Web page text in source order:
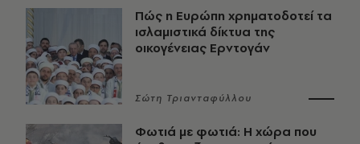
Πώς η Ευρώπη χρηματοδοτεί τα
ισλαμιστικά δίκτυα της
οικογένειας Ερντογάν
Σώτη Τριανταφύλλου
Φωτιά με φωτιά: Η χώρα που